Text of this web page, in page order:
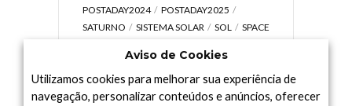
POSTADAY2024
POSTADAY2025
SATURNO
SISTEMA SOLAR SOL
SPACE
UNIVERSO
VÍDEO
Aviso de Cookies
Utilizamos cookies para melhorar sua experiência de
navegação, personalizar conteúdos e anúncios, oferecer